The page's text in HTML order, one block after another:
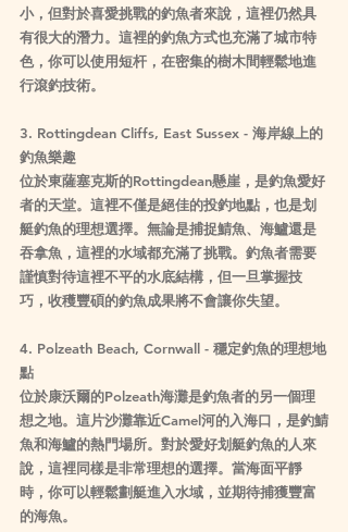
小，但對於喜愛挑戰的釣魚者來說，這裡仍然具
有很大的潛力。這裡的釣魚方式也充滿了城市特
色，你可以使用短杆，在密集的樹木間輕鬆地進
行滾釣技術。
3. Rottingdean Cliffs, East Sussex - 海岸線上的
釣魚樂趣
位於東薩塞克斯的Rottingdean懸崖，是釣魚愛好
者的天堂。這裡不僅是絕佳的投釣地點，也是划
艇釣魚的理想選擇。無論是捕捉鯖魚、海鱸還是
吞拿魚，這裡的水域都充滿了挑戰。釣魚者需要
謹慎對待這裡不平的水底結構，但一旦掌握技
巧，收穫豐碩的釣魚成果將不會讓你失望。
4. Polzeath Beach, Cornwall - 穩定釣魚的理想地
點
位於康沃爾的Polzeath海灘是釣魚者的另一個理
想之地。這片沙灘靠近Camel河的入海口，是釣鯖
魚和海鱸的熱門場所。對於愛好划艇釣魚的人來
說，這裡同樣是非常理想的選擇。當海面平靜
時，你可以輕鬆劃艇進入水域，並期待捕獲豐富
的海魚。